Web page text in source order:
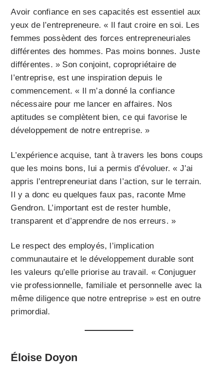
Avoir confiance en ses capacités est essentiel aux
yeux de l’entrepreneure. « Il faut croire en soi. Les
femmes possèdent des forces entrepreneuriales
différentes des hommes. Pas moins bonnes. Juste
différentes. » Son conjoint, copropriétaire de
l’entreprise, est une inspiration depuis le
commencement. « Il m’a donné la confiance
nécessaire pour me lancer en affaires. Nos
aptitudes se complètent bien, ce qui favorise le
développement de notre entreprise. »
L’expérience acquise, tant à travers les bons coups
que les moins bons, lui a permis d’évoluer. « J’ai
appris l’entrepreneuriat dans l’action, sur le terrain.
Il y a donc eu quelques faux pas, raconte Mme
Gendron. L’important est de rester humble,
transparent et d’apprendre de nos erreurs. »
Le respect des employés, l’implication
communautaire et le développement durable sont
les valeurs qu’elle priorise au travail. « Conjuguer
vie professionnelle, familiale et personnelle avec la
même diligence que notre entreprise » est en outre
primordial.
Éloise Doyon